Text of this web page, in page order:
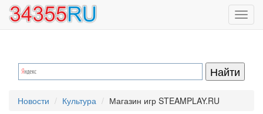
Перейти
основному
Новости Культура Магазин игр STEAMPLAY.RU